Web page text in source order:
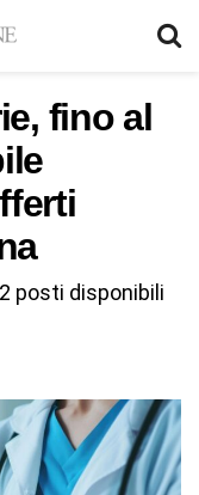
fino al
posti disponibili